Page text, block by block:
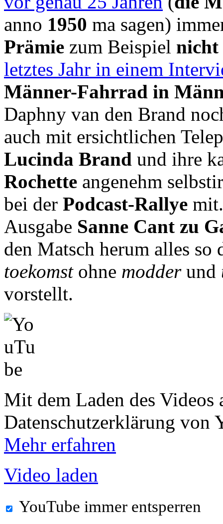
anno 1950 ma sagen)
Prämie zum Beispiel nicht
letztes Jahr in einem
Männer-Fahrrad in
Daphny van den Brand
auch mit ersichtlichen
Lucinda Brand und ihre
Rochette angenehm
bei der Podcast-Rallye
Ausgabe Sanne Cant zu
den Matsch herum alles so
toekomstohne modderund
vorstellt.
Mit dem Laden des Videos
Datenschutzerklärung von
Mehr erfahren
Video laden
YouTube immer entsperren